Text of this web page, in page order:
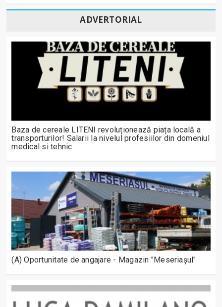
ADVERTORIAL
Baza de cereale LITENI revoluționează piața locală a
transporturilor! Salarii la nivelul profesiilor din domeniul
medical si tehnic
(A) Oportunitate de angajare - Magazin "Meseriașul"